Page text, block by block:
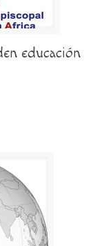
educación